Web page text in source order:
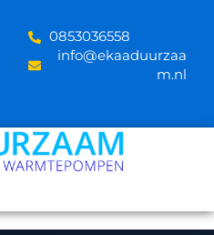
‪0853036558
info@ekaaduurzaa
m.nl